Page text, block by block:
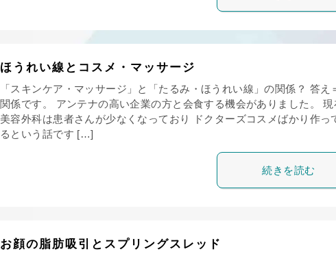
ほうれい線とコスメ・マッサージ
「スキンケア・マッサージ」と「たるみ・ほうれい線」の関係？ 答え
関係です。 アンテナの高い企業の方と会食する機会がありました。 現
美容外科は患者さんが少なくなっており ドクターズコスメばかり作っ
るという話です […]
続きを読む
お顔の脂肪吸引とスプリングスレッド